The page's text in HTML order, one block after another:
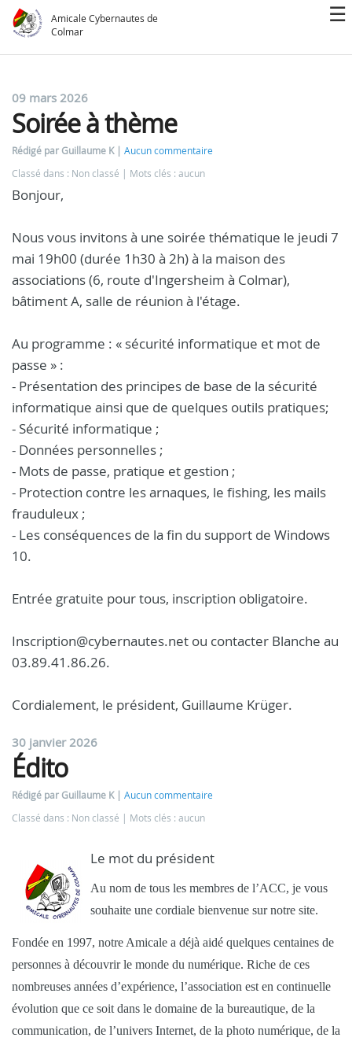
Amicale Cybernautes de
Colmar
09 mars 2026
Soirée à thème
Rédigé par Guillaume K
Aucun commentaire
Classé dans : Non classé
Mots clés : aucun
Bonjour,
Nous vous invitons à une soirée thématique le jeudi 7
mai 19h00 (durée 1h30 à 2h) à la maison des
associations (6, route d'Ingersheim à Colmar),
bâtiment A, salle de réunion à l'étage.
Au programme : « sécurité informatique et mot de
passe » :
- Présentation des principes de base de la sécurité
informatique ainsi que de quelques outils pratiques;
- Sécurité informatique ;
- Données personnelles ;
- Mots de passe, pratique et gestion ;
- Protection contre les arnaques, le fishing, les mails
frauduleux ;
- Les conséquences de la fin du support de Windows
10.
Entrée gratuite pour tous, inscription obligatoire.
Inscription@cybernautes.net ou contacter Blanche au
03.89.41.86.26.
Cordialement, le président, Guillaume Krüger.
30 janvier 2026
Édito
Rédigé par Guillaume K
Aucun commentaire
Classé dans : Non classé
Mots clés : aucun
Le mot du président
Au nom de tous les membres de l’ACC, je vous
souhaite une cordiale bienvenue sur notre site.
Fondée en 1997, notre Amicale a déjà aidé quelques centaines de
personnes à découvrir le monde du numérique. Riche de ces
nombreuses années d’expérience, l’association est en continuelle
évolution que ce soit dans le domaine de la bureautique, de la
communication, de l’univers Internet, de la photo numérique, de la